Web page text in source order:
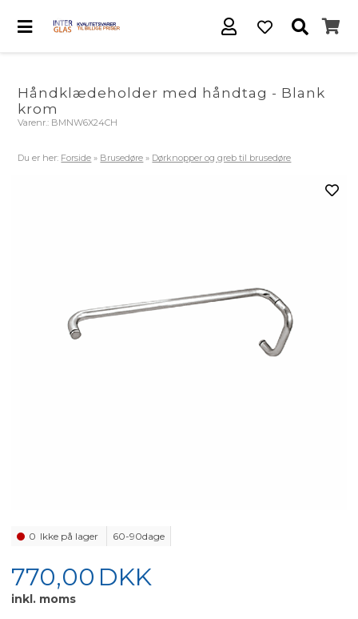
Håndklædeholder med håndtag - Blank
krom
Varenr.: BMNW6X24CH
Du er her: Forside » Brusedøre » Dørknopper og greb til brusedøre
0 Ikke på lager 60-90dage
770,00 DKK
inkl. moms